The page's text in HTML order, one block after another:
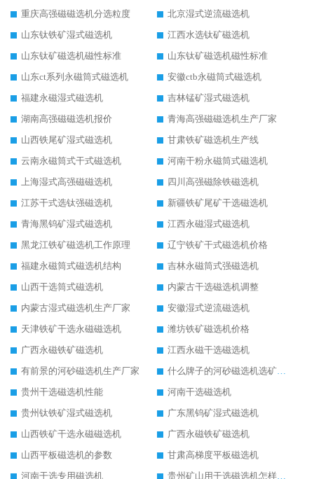
重庆高强磁磁选机分选粒度
北京湿式逆流磁选机
山东钛铁矿湿式磁选机
江西水选钛矿磁选机
山东钛矿磁选机磁性标准
山东钛矿磁选机磁性标准
山东ct系列永磁筒式磁选机
安徽ctb永磁筒式磁选机
福建永磁湿式磁选机
吉林锰矿湿式磁选机
湖南高强磁磁选机报价
青海高强磁磁选机生产厂家
山西铁尾矿湿式磁选机
甘肃铁矿磁选机生产线
云南永磁筒式干式磁选机
河南干粉永磁筒式磁选机
上海湿式高强磁磁选机
四川高强磁除铁磁选机
江苏干式选钛强磁选机
新疆铁矿尾矿干选磁选机
青海黑钨矿湿式磁选机
江西永磁湿式磁选机
黑龙江铁矿磁选机工作原理
辽宁铁矿干式磁选机价格
福建永磁筒式磁选机结构
吉林永磁筒式强磁选机
山西干选筒式磁选机
内蒙古干选磁选机调整
内蒙古湿式磁选机生产厂家
安徽湿式逆流磁选机
天津铁矿干选永磁磁选机
潍坊铁矿磁选机价格
广西永磁铁矿磁选机
江西永磁干选磁选机
有前景的河砂磁选机生产厂家
什么牌子的河砂磁选机选矿效果好
贵州干选磁选机性能
河南干选磁选机
贵州钛铁矿湿式磁选机
广东黑钨矿湿式磁选机
山西铁矿干选永磁磁选机
广西永磁铁矿磁选机
山西平板磁选机的参数
甘肃高梯度平板磁选机
河南干选专用磁选机
贵州矿山用干选磁选机怎样调磁